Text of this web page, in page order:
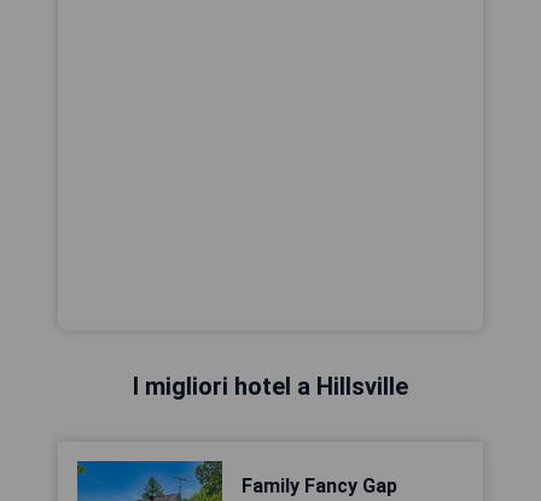
I migliori hotel a Hillsville
Family Fancy Gap